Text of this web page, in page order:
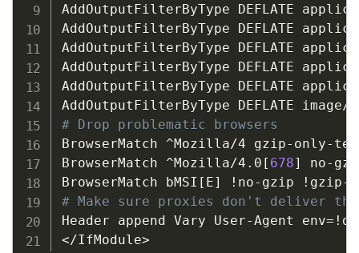
AddOutputFilterByType DEFLATE
AddOutputFilterByType DEFLATE
AddOutputFilterByType DEFLATE
AddOutputFilterByType DEFLATE
AddOutputFilterByType DEFLATE
# Drop problematic browsers
BrowserMatch ^Mozilla/4 gzip-only-
BrowserMatch ^Mozilla/4.0 [ 678]
no-
BrowserMatch bMSI [ E] ! no-gzip
!
# Make sure proxies don't deliver the
Header append Vary User-Agent env= !
</IfModule>